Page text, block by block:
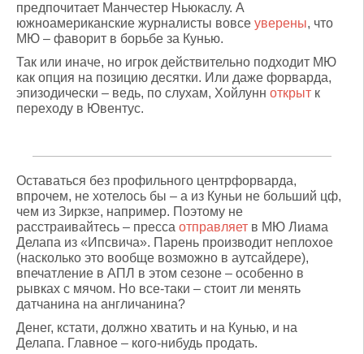
предпочитает Манчестер Ньюкаслу. А
южноамериканские журналисты вовсе уверены, что
МЮ – фаворит в борьбе за Кунью.
Так или иначе, но игрок действительно подходит МЮ
как опция на позицию десятки. Или даже форварда,
эпизодически – ведь, по слухам, Хойлунн открыт к
переходу в Ювентус.
Оставаться без профильного центрфорварда,
впрочем, не хотелось бы – а из Куньи не больший цф,
чем из Зиркзе, например. Поэтому не
расстраивайтесь – пресса отправляет в МЮ Лиама
Делапа из «Ипсвича». Парень производит неплохое
(насколько это вообще возможно в аутсайдере),
впечатление в АПЛ в этом сезоне – особенно в
рывках с мячом. Но все-таки – стоит ли менять
датчанина на англичанина?
Денег, кстати, должно хватить и на Кунью, и на
Делапа. Главное – кого-нибудь продать.